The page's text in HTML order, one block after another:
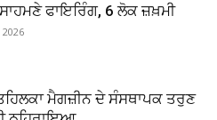
ਫਾਇਰਿੰਗ, 6 ਲੋਕ ਜ਼ਖ਼ਮੀ
ਮੈਗਜ਼ੀਨ ਦੇ ਸੰਸਥਾਪਕ ਤਰੁਣ